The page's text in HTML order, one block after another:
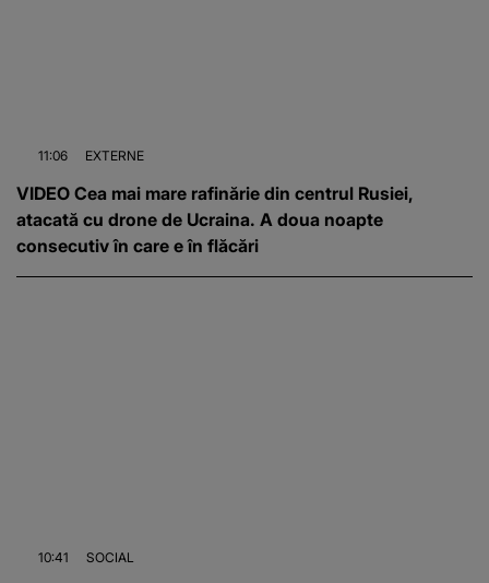
11:06 EXTERNE
VIDEO Cea mai mare rafinărie din centrul Rusiei,
atacată cu drone de Ucraina. A doua noapte
consecutiv în care e în flăcări
10:41 SOCIAL